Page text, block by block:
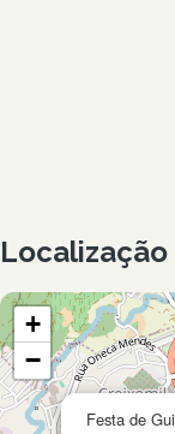
Localização
Festa de
+
−